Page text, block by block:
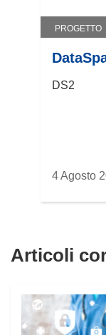
PROGETTO
DS2
4 Agosto
Articoli